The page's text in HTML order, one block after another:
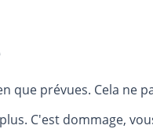
que prévues. Cela ne
C'est dommage,